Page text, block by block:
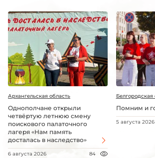
Архангельская область
Однополчане открыли
четвёртую летнюю смену
поискового палаточного
лагеря «Нам память
досталась в наследство»
6 августа 2026 84
Белгородская
Помним и
5 августа 2026